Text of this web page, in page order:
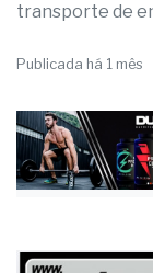
transporte de
Publicada há 1 mês